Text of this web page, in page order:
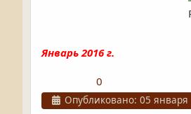
Январь 2016 г.
0
Информация о материале
Опубликовано: 05 января